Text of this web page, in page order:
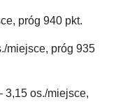
próg 940 pkt.
miejsce, próg 935
3,15 os./miejsce,